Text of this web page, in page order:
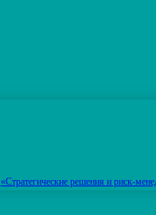
«Стратегические решения и риск-